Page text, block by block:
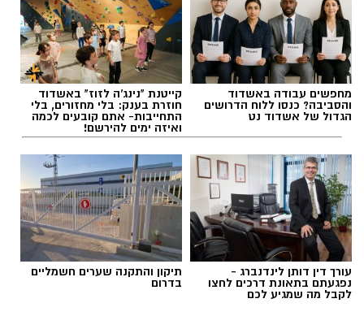
מחפשים עבודה באשדוד
והסביבה? כנסו ללוח הדרושים
הגדול של אשדוד נט
קייטנת "נינג'ה לזוז" באשדוד
חוזרת בענק: בלי מחזורים, בלי
התחייבות- אתם קובעים לכמה
ואיזה ימים להירשם!
עורך דין דותן לינדנברג -
נפגעתם בתאונת דרכים לחצו
לקבל מה שמגיע לכם
תיקון והתקנה שערים חשמליים
בדרום